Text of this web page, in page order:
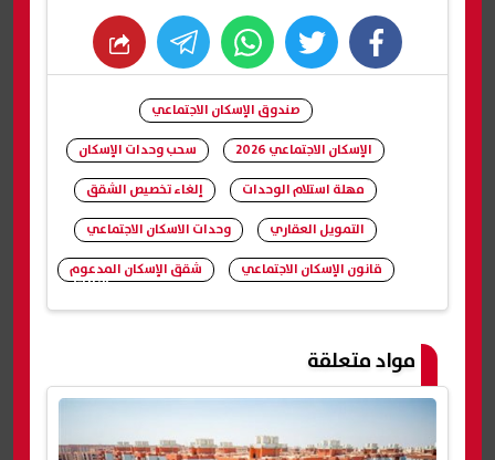
facebook
twitter
whats
شارك
صندوق الإسكان الاجتماعي
الإسكان الاجتماعي 2026
سحب وحدات الإسكان
مهلة استلام الوحدات
إلغاء تخصيص الشقق
التمويل العقاري
وحدات الاسكان الاجتماعي
قانون الإسكان الاجتماعي
شقق الإسكان المدعوم
مواد متعلقة